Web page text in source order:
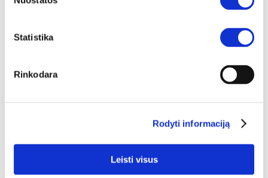
Statistika
Rinkodara
Rodyti informaciją
Leisti visus
NAUJIENA YRA SANDĖLYJE